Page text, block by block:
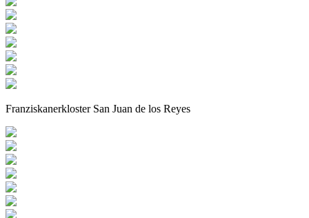
Franziskanerkloster San Juan de los Reyes